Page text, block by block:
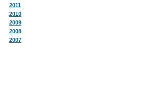
2011
2010
2009
2008
2007